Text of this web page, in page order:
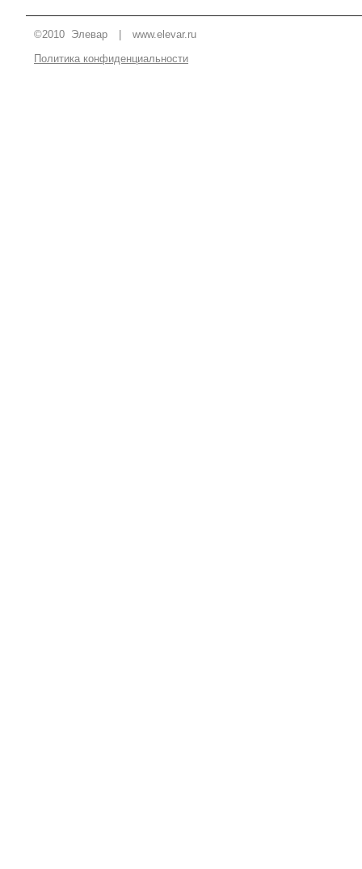
©2010 Элевар
www.elevar.ru
Политика конфиденциальности